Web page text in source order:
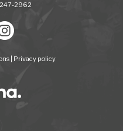
2962
Privacy policy